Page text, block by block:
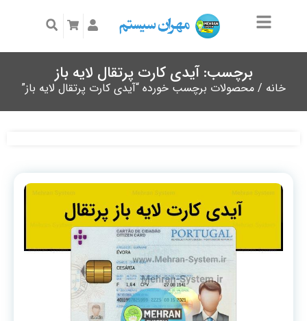
برچسب: آیدی کارت پرتقال لایه باز
خانه / محصولات برچسب خورده “آیدی کارت پرتقال لایه باز”